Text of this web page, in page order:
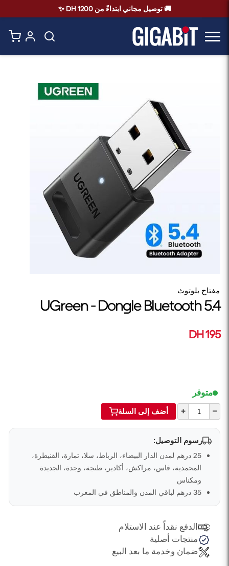
🚚 توصيل مجاني ابتداءً من 1200 DH ✨
مفتاح بلوتوث
UGreen - Dongle Bluetooth 5.4
195 DH
متوفر
–
+ أضف إلى السلة
رسوم التوصيل:
25 درهم لمدن الدار البيضاء، الرباط، سلا، تمارة، القنيطرة،
المحمدية، فاس، مراكش، أكادير، طنجة، وجدة، الجديدة
ومكناس
35 درهم لباقي المدن والمناطق في المغرب
الدفع نقداً عند الاستلام
منتجات أصلية
ضمان وخدمة ما بعد البيع